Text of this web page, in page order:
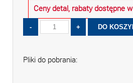
Ceny detal, rabaty dostępne w
Pliki do pobrania: